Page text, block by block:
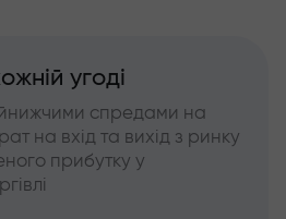
угоді
спредами на
на вхід та вихід з ринку
прибутку у